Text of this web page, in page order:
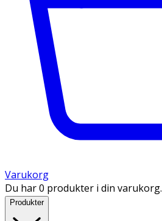
Varukorg
Du har 0 produkter i din varukorg.
Produkter